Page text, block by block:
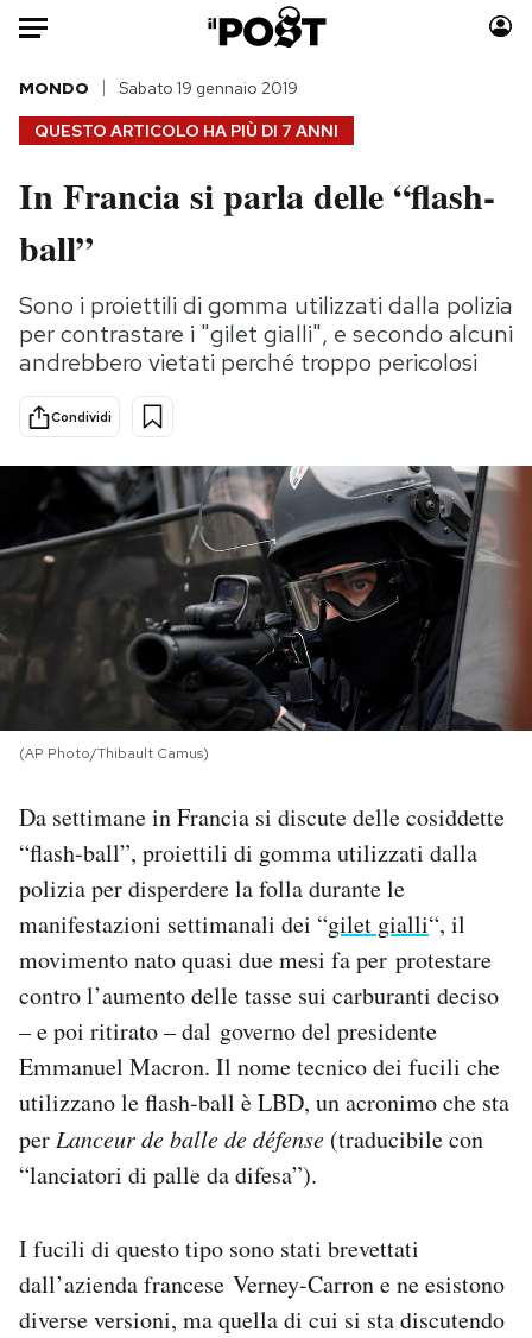
Auto
HOME
Italia
Politica
Tecnologia
Internet
Scienza
Cultura
Economia
Sport
Moda
Storie/Idee
Ok Boomer!
Media
Mondiali calcio 2026
NEWSLETTER
I MIEI PREFERITI
SHOP
CALENDARIO
AREA PERSONALE
Area Personale
Regala il Post
Hai bisogno di aiuto?
Esci
QUESTO ARTICOLO HA PIÙ DI 7 ANNI
MONDO Sabato 19 gennaio 2019
In Francia si parla delle “flash-
ball”
Sono i proiettili di gomma utilizzati dalla polizia
per contrastare i "gilet gialli", e secondo alcuni
andrebbero vietati perché troppo pericolosi
Condividi
(AP Photo/Thibault Camus)
Da settimane in Francia si discute delle cosiddette
“flash-ball”, proiettili di gomma utilizzati dalla
polizia per disperdere la folla durante le
manifestazioni settimanali dei “gilet gialli“, il
movimento nato quasi due mesi fa per protestare
contro l’aumento delle tasse sui carburanti deciso
– e poi ritirato – dal governo del presidente
Emmanuel Macron. Il nome tecnico dei fucili che
utilizzano le flash-ball è LBD, un acronimo che sta
perLanceur de balle de défense (traducibile con
“lanciatori di palle da difesa”).
I fucili di questo tipo sono stati brevettati
dall’azienda francese Verney-Carron e ne esistono
diverse versioni, ma quella di cui si sta discutendo